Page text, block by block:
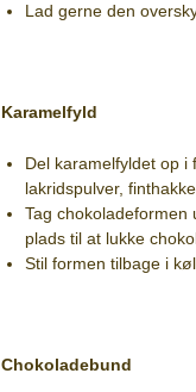
Lad gerne den
Karamelfyld
Del karamelfyldet op
lakridspulver,
Tag chokoladeformen
plads til at lukke
Stil formen tilbage i
Chokoladebund